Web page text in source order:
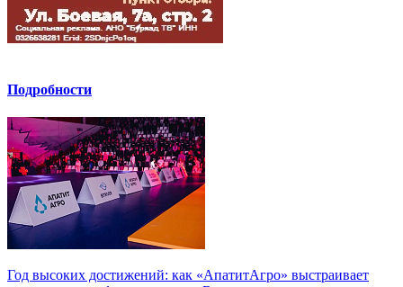
Подробности
Год высоких достижений: как «АпатитАгро» выстраивает